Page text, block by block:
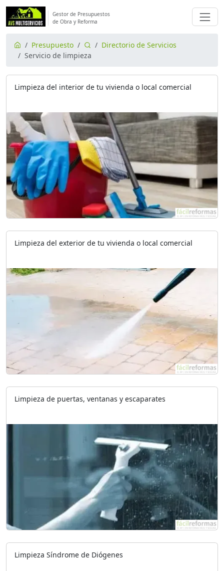
Gestor de Presupuestos
de Obra y Reforma
Presupuesto
Directorio de Servicios
Servicio de limpieza
Limpieza del interior de tu vivienda o local comercial
Limpieza del exterior de tu vivienda o local comercial
Limpieza de puertas, ventanas y escaparates
Limpieza Síndrome de Diógenes